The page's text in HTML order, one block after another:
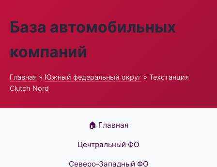
База автомобильных
компаний
Главная » Южный федеральный округ » Техстанция
Clutch Nord
🏠 Главная
Центральный ФО
Северо-Западный ФО